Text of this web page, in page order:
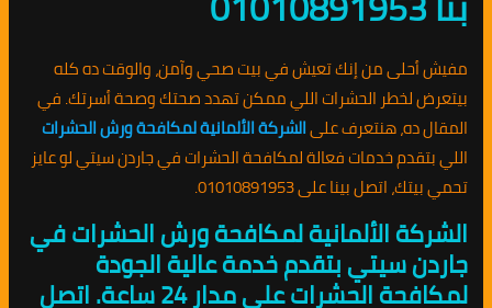
مفيش أحلى من إنك تعيش في بيت صحي وآمن، والوقت ده كله
بيتعرض لخطر الحشرات اللي ممكن تهدد صحتك وصحة أسرتك. في
المقال ده، هنتعرف علىالشركة الألمانية لمكافحة ورش الحشرات
اللي بتقدم خدمات فعالة لمكافحة الحشرات في جاردن سيتي لو عايز
تحمي بيتك، اتصل بينا على 01010891953.
الشركة الألمانية لمكافحة ورش الحشرات في
جاردن سيتي بتقدم خدمة عالية الجودة
لمكافحة الحشرات على مدار 24 ساعة. اتصل